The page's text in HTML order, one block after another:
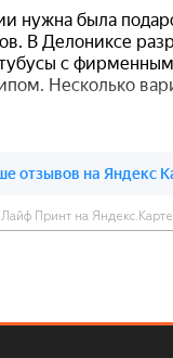
Лайф Принт на Яндекс.Карте